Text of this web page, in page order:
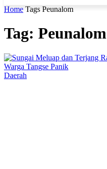
Home Tags Peunalom
Tag: Peunalom
Daerah